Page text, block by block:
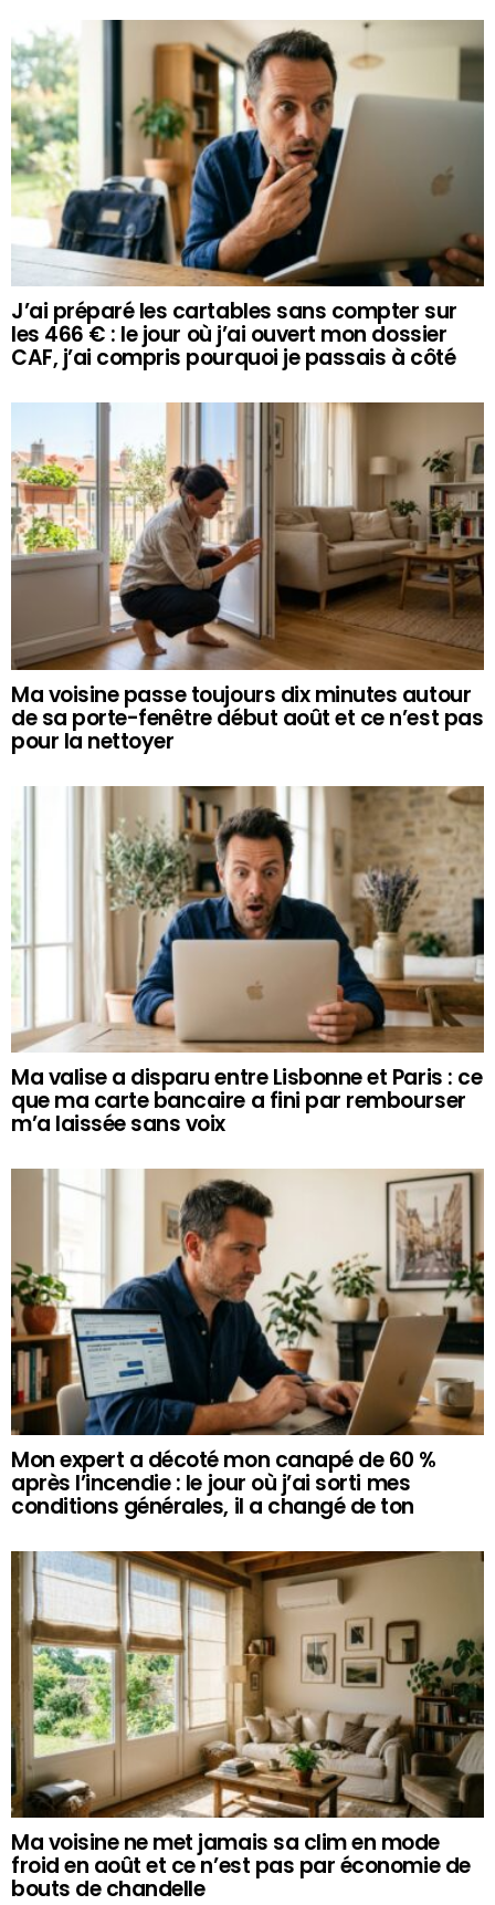
J’ai préparé les cartables sans compter sur
les 466 € : le jour où j’ai ouvert mon dossier
CAF, j’ai compris pourquoi je passais à côté
Ma voisine passe toujours dix minutes autour
de sa porte-fenêtre début août et ce n’est pas
pour la nettoyer
Ma valise a disparu entre Lisbonne et Paris : ce
que ma carte bancaire a fini par rembourser
m’a laissée sans voix
Mon expert a décoté mon canapé de 60 %
après l’incendie : le jour où j’ai sorti mes
conditions générales, il a changé de ton
Ma voisine ne met jamais sa clim en mode
froid en août et ce n’est pas par économie de
bouts de chandelle